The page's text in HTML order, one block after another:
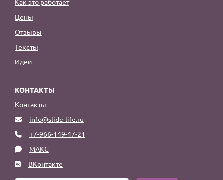
Как это работает
Цены
Отзывы
Тексты
Идеи
КОНТАКТЫ
Контакты
info@slide-life.ru
+7-966-149-47-21
МАКС
ВКонтакте